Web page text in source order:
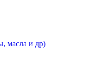
масла и др)